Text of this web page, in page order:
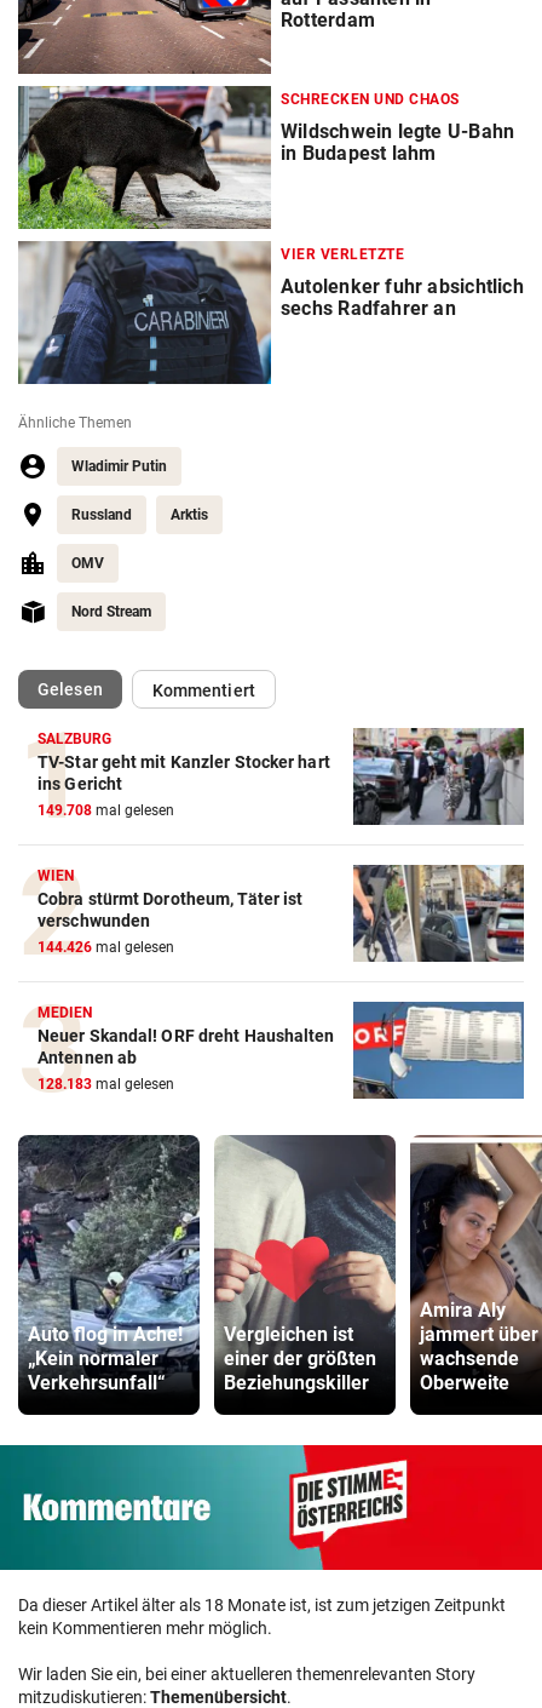
Rotterdam
SCHRECKEN UND CHAOS
Wildschwein legte U-Bahn
in Budapest lahm
VIER VERLETZTE
Autolenker fuhr absichtlich
sechs Radfahrer an
Ähnliche Themen
Wladimir Putin
Russland Arktis
OMV
Nord Stream
Gelesen(ausgewählt)Kommentiert
SALZBURG
TV-Star geht mit Kanzler Stocker hart
ins Gericht
149.708 mal gelesen
WIEN
Cobra stürmt Dorotheum, Täter ist
verschwunden
144.426 mal gelesen
MEDIEN
Neuer Skandal! ORF dreht Haushalten
Antennen ab
128.183 mal gelesen
Auto flog in Ache!
„Kein normaler
Verkehrsunfall“
Vergleichen ist
einer der größten
Beziehungskiller
Amira Aly
jammert über
wachsende
Oberweite
Da dieser Artikel älter als 18 Monate ist, ist zum jetzigen Zeitpunkt
kein Kommentieren mehr möglich.
Wir laden Sie ein, bei einer aktuelleren themenrelevanten Story
mitzudiskutieren:Themenübersicht.